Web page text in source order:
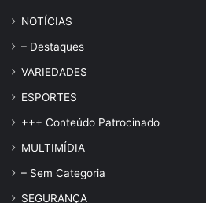
NOTÍCIAS
– Destaques
VARIEDADES
ESPORTES
+++ Conteúdo Patrocinado
MULTIMÍDIA
– Sem Categoria
SEGURANÇA